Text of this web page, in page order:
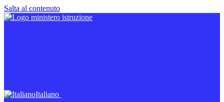
Salta al contenuto
Italiano